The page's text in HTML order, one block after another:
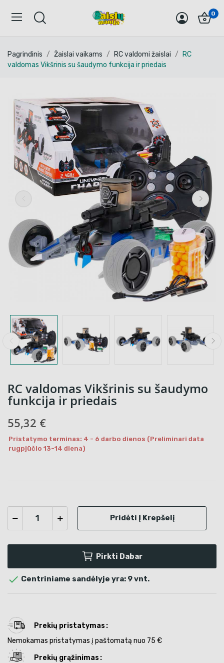
0
Pagrindinis Žaislai vaikams RC valdomi žaislai
RC
valdomas Vikšrinis su šaudymo funkcija ir priedais
RC valdomas Vikšrinis su šaudymo
funkcija ir priedais
55,32 €
Pristatymo terminas: 4 - 6 darbo dienos (Preliminari data
rugpjūčio 13-14 diena)
Pridėti Į Krepšelį
Pirkti Dabar
 Centriniame sandėlyje yra: 9 vnt.
Prekių pristatymas
Nemokamas pristatymas į paštomatą nuo 75 €
Prekių grąžinimas